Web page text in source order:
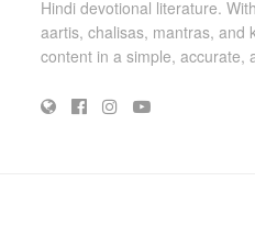
Hindi devotional literature.
aartis, chalisas, mantras, and
content in a simple, accurate,